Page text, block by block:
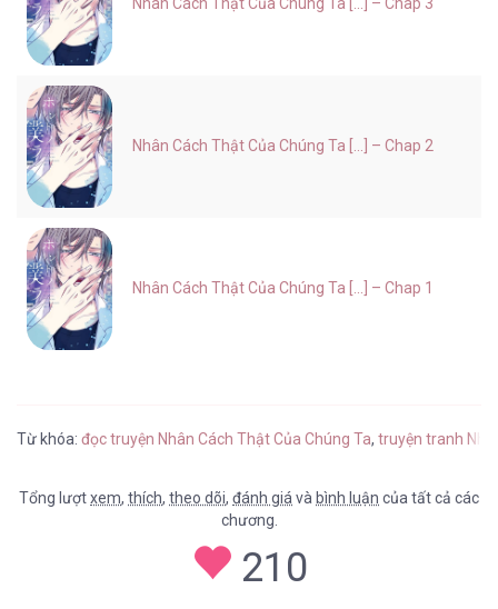
Nhân Cách Thật Của Chúng Ta [...] – Chap 3
Nhân Cách Thật Của Chúng Ta [...] – Chap 2
Nhân Cách Thật Của Chúng Ta [...] – Chap 1
Từ khóa: đọc truyện Nhân Cách Thật Của Chúng Ta, truyện tranh
Tổng lượtxem, thích, theo dõi, đánh giávà bình luận của tất cả các
chương.
210